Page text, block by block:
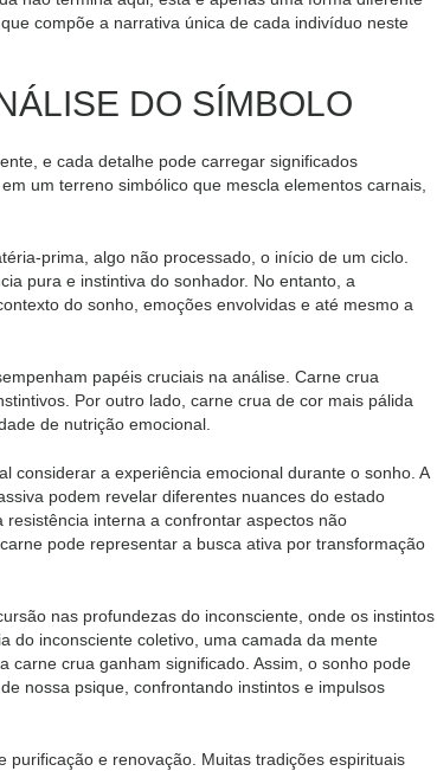
compõe a narrativa única de cada indivíduo neste
DO SÍMBOLO
e cada detalhe pode carregar significados
um terreno simbólico que mescla elementos carnais,
prima, algo não processado, o início de um ciclo.
pura e instintiva do sonhador. No entanto, a
do sonho, emoções envolvidas e até mesmo a
papéis cruciais na análise. Carne crua
Por outro lado, carne crua de cor mais pálida
de nutrição emocional.
considerar a experiência emocional durante o sonho. A
podem revelar diferentes nuances do estado
interna a confrontar aspectos não
pode representar a busca ativa por transformação
nas profundezas do inconsciente, onde os instintos
do inconsciente coletivo, uma camada da mente
carne crua ganham significado. Assim, o sonho pode
nossa psique, confrontando instintos e impulsos
e renovação. Muitas tradições espirituais